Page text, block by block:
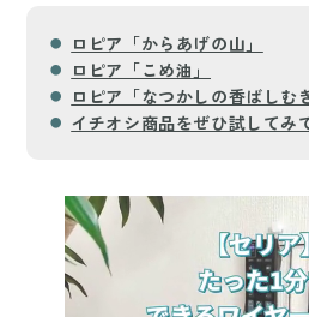
ロピア「からあげの山」
ロピア「こめ油」
ロピア「なつかしの香ばしむ
イチオシ商品をぜひ試してみ